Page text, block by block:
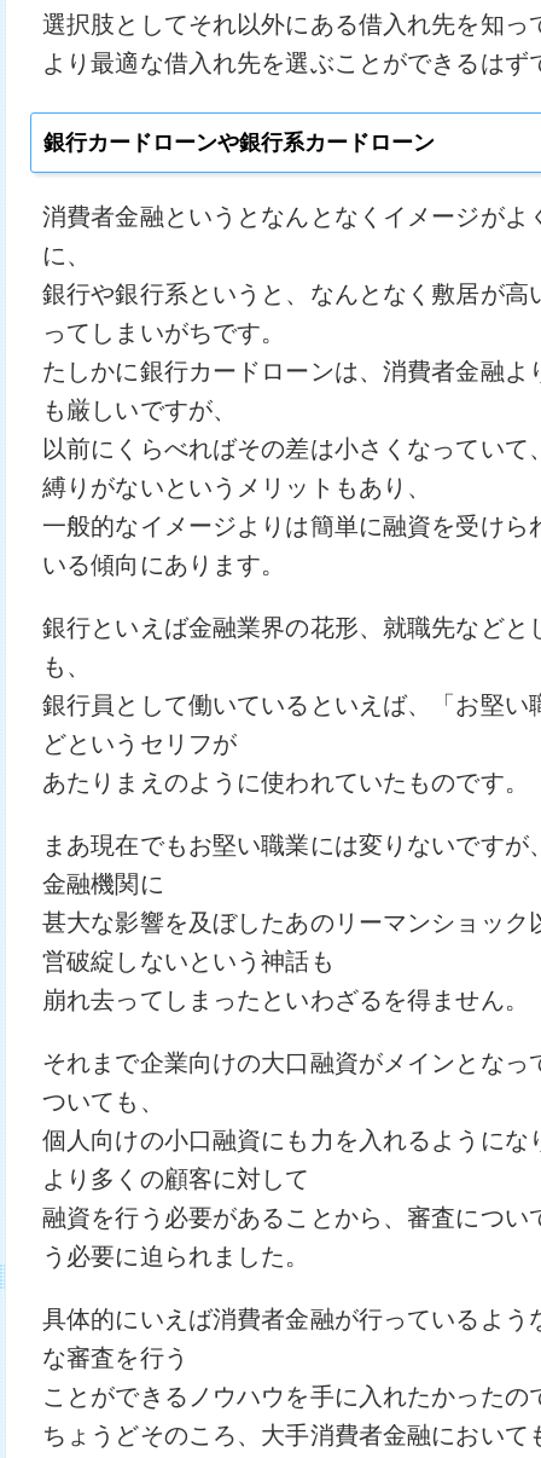
選択肢としてそれ以外にある借入れ先を知っ
より最適な借入れ先を選ぶことができるはず
銀行カードローンや銀行系カードローン
消費者金融というとなんとなくイメージがよ
に、
銀行や銀行系というと、なんとなく敷居が高
ってしまいがちです。
たしかに銀行カードローンは、消費者金融よ
も厳しいですが、
以前にくらべればその差は小さくなっていて
縛りがないというメリットもあり、
一般的なイメージよりは簡単に融資を受けら
いる傾向にあります。
銀行といえば金融業界の花形、就職先などと
も、
銀行員として働いているといえば、「お堅い
どというセリフが
あたりまえのように使われていたものです。
まあ現在でもお堅い職業には変りないですが
金融機関に
甚大な影響を及ぼしたあのリーマンショック
営破綻しないという神話も
崩れ去ってしまったといわざるを得ません。
それまで企業向けの大口融資がメインとなっ
ついても、
個人向けの小口融資にも力を入れるようにな
より多くの顧客に対して
融資を行う必要があることから、審査につい
う必要に迫られました。
具体的にいえば消費者金融が行っているよう
な審査を行う
ことができるノウハウを手に入れたかったの
ちょうどそのころ、大手消費者金融において